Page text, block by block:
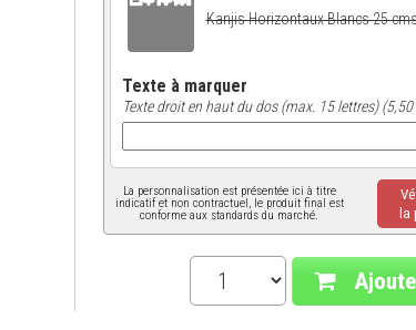
Kanjis Horizontaux Blancs 25
Texte à marquer
Texte droit en haut du dos (max. 15 lettres) (5,50
La personnalisation est présentée ici à titre
indicatif et non contractuel, le produit final est
conforme aux standards du marché.